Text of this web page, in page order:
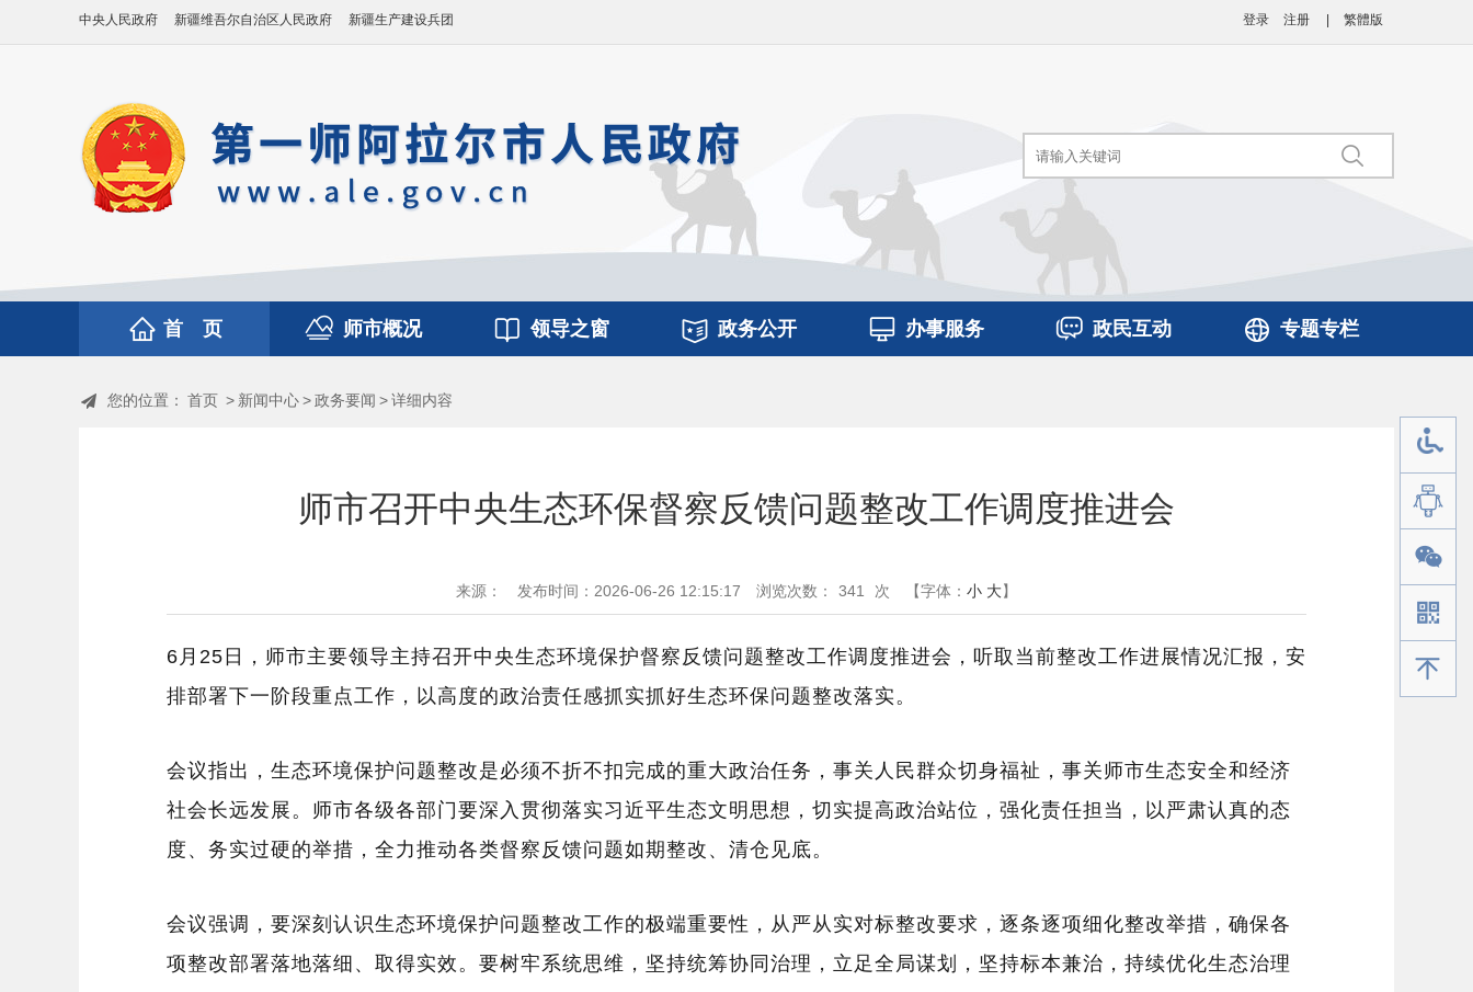
登录 注册 繁體版
中央人民政府 新疆维吾尔自治区人民政府 新疆生产建设兵团
首 页 师市概况 领导之窗 政务公开 办事服务 政民互动 专题专栏
您的位置： 首页 > 新闻中心>政务要闻 >详细内容
师市召开中央生态环保督察反馈问题整改工作调度推进会
来源： 发布时间：2026-06-26 12:15:17 浏览次数： 341 次 【字体： 小 大】
6月25日， 师市主要领导主持召开中央生态环境保护督察反馈问题整改工作调度推进会， 听取 当前整改工作进展情况汇报 ，安
排部署下一阶段重点工作 ，以高度的政治责任感抓实抓好生态环保问题整改落实。
会议指出，生态环境保护问题整改是必须不折不扣完成的重大政治任务，事关人民群众切身福祉，事关师市生态安全和经济
社会长远发展。师市各级各部门要深入贯彻落实习近平生态文明思想，切实提高政治站位 ， 强化责任担当，以严肃认真的态
度、务实过硬的举措，全力推动各类督察反馈问题如期整改、清仓 见底。
会议强调，要深刻认识生态环境保护问题整改工作的极端重要性，从严从实对标整改要求，逐条逐项细化整改举措，确保各
项整改部署落地落细、取得实效。要树牢系统思维 ， 坚持统筹协同治理，立足全局谋划 ， 坚持标本兼治，持续优化生态治理
手机版